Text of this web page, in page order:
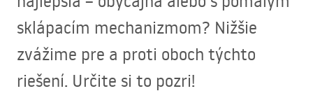
sklápacím mechanizmom? Nižšie
zvážime pre a proti oboch týchto
riešení. Určite si to pozri!